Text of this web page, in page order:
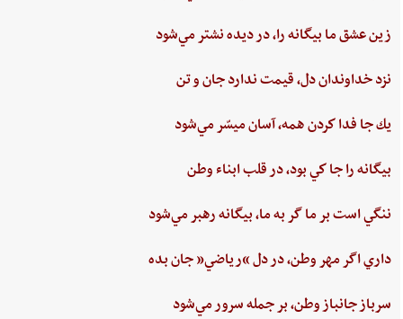
زين‌ عشق‌ ما بيگانه را، در ديده ‌نشتر مي‌شود
نزد خداوندان دل،‌ قيمت‌ ندارد جان‌ و تن
يك جا فدا كردن‌ همه،‌ آسان ميسّر مي‌شود
بيگانه‌ را جا كي‌ بود، در قلب‌ ابناء وطن
ننگي ‌است ‌بر ما گر به ‌ما، بيگانه‌ رهبر مي‌شود
داري‌ اگر مهر وطن،‌ در دل‌ “رياضي”‌ جان ‌بده‌
سرباز جانباز وطن،‌ بر جمله سرور مي‌شود